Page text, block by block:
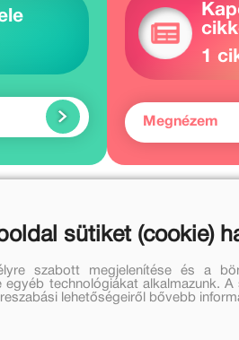
1
Megnézem
Herbszt László
részei Ezt
sütiket (cookie)
szabott megjelenítése és a
technológiákat alkalmazunk.
lehetőségeiről bővebb